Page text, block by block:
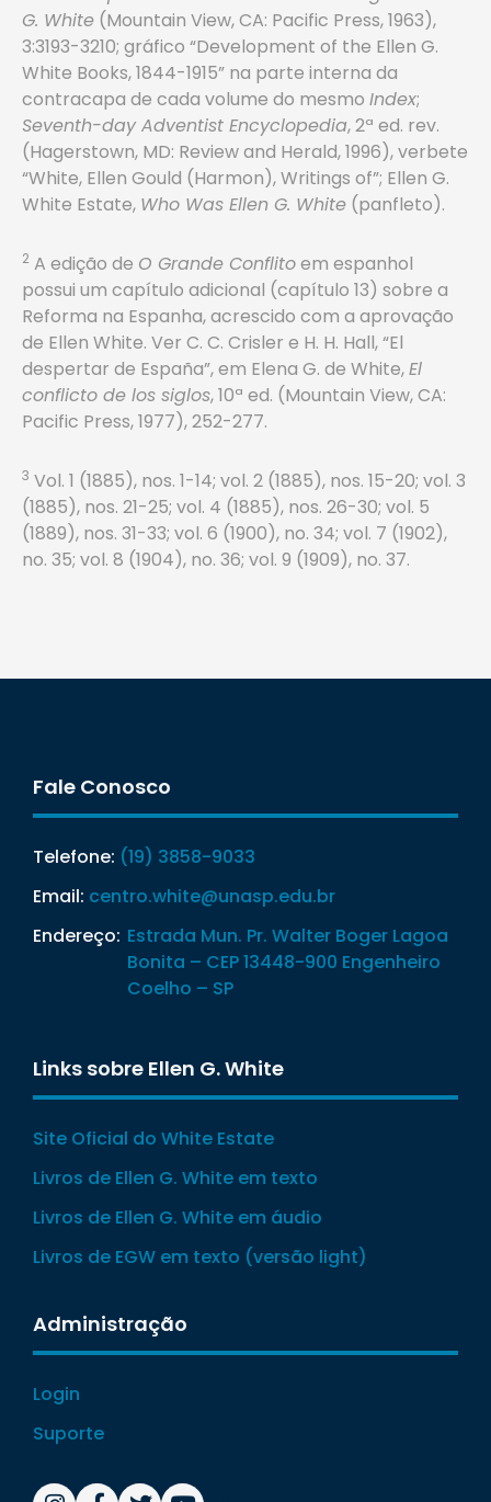
G. White (Mountain View, CA: Pacific Press, 1963),
3:3193-3210; gráfico “Development of the Ellen G.
White Books, 1844-1915” na parte interna da
contracapa de cada volume do mesmo Index;
Seventh-day Adventist Encyclopedia, 2ª ed. rev.
(Hagerstown, MD: Review and Herald, 1996), verbete
“White, Ellen Gould (Harmon), Writings of”; Ellen G.
White Estate, Who Was Ellen G. White (panfleto).
2 A edição de O Grande Conflitoem espanhol
possui um capítulo adicional (capítulo 13) sobre a
Reforma na Espanha, acrescido com a aprovação
de Ellen White. Ver C. C. Crisler e H. H. Hall, “El
despertar de España”, em Elena G. de White,El
conflicto de los siglos, 10ª ed. (Mountain View, CA:
Pacific Press, 1977), 252-277.
3 Vol. 1 (1885), nos. 1-14; vol. 2 (1885), nos. 15-20; vol. 3
(1885), nos. 21-25; vol. 4 (1885), nos. 26-30; vol. 5
(1889), nos. 31-33; vol. 6 (1900), no. 34; vol. 7 (1902),
no. 35; vol. 8 (1904), no. 36; vol. 9 (1909), no. 37.
Fale Conosco
Telefone: (19) 3858-9033
Email: centro.white@unasp.edu.br
Endereço: Estrada Mun. Pr. Walter Boger Lagoa
Bonita – CEP 13448-900 Engenheiro
Coelho – SP
Links sobre Ellen G. White
Site Oficial do White Estate
Livros de Ellen G. White em texto
Livros de Ellen G. White em áudio
Livros de EGW em texto (versão light)
Administração
Login
Suporte